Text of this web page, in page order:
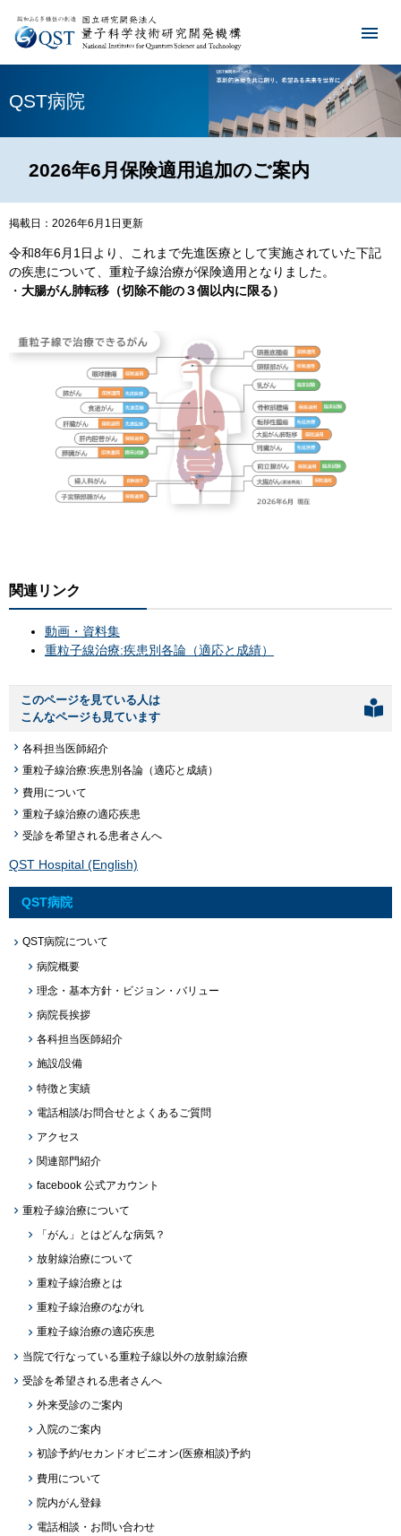
QST病院
2026年6月保険適用追加のご案内
掲載日：2026年6月1日更新
令和8年6月1日より、これまで先進医療として実施されていた下記
の疾患について、重粒子線治療が保険適用となりました。
・ 大腸がん肺転移（切除不能の３個以内に限る）
関連リンク
動画・資料集
重粒子線治療:疾患別各論（適応と成績）
このページを見ている人は
こんなページも見ています
各科担当医師紹介
重粒子線治療:疾患別各論（適応と成績）
費用について
重粒子線治療の適応疾患
受診を希望される患者さんへ
QST Hospital (English)
QST病院
QST病院について
病院概要
理念・基本方針・ビジョン・バリュー
病院長挨拶
各科担当医師紹介
施設/設備
特徴と実績
電話相談/お問合せとよくあるご質問
アクセス
関連部門紹介
facebook 公式アカウント
重粒子線治療について
「がん」とはどんな病気？
放射線治療について
重粒子線治療とは
重粒子線治療のながれ
重粒子線治療の適応疾患
当院で行なっている重粒子線以外の放射線治療
受診を希望される患者さんへ
外来受診のご案内
入院のご案内
初診予約/セカンドオピニオン(医療相談)予約
費用について
院内がん登録
電話相談・お問い合わせ